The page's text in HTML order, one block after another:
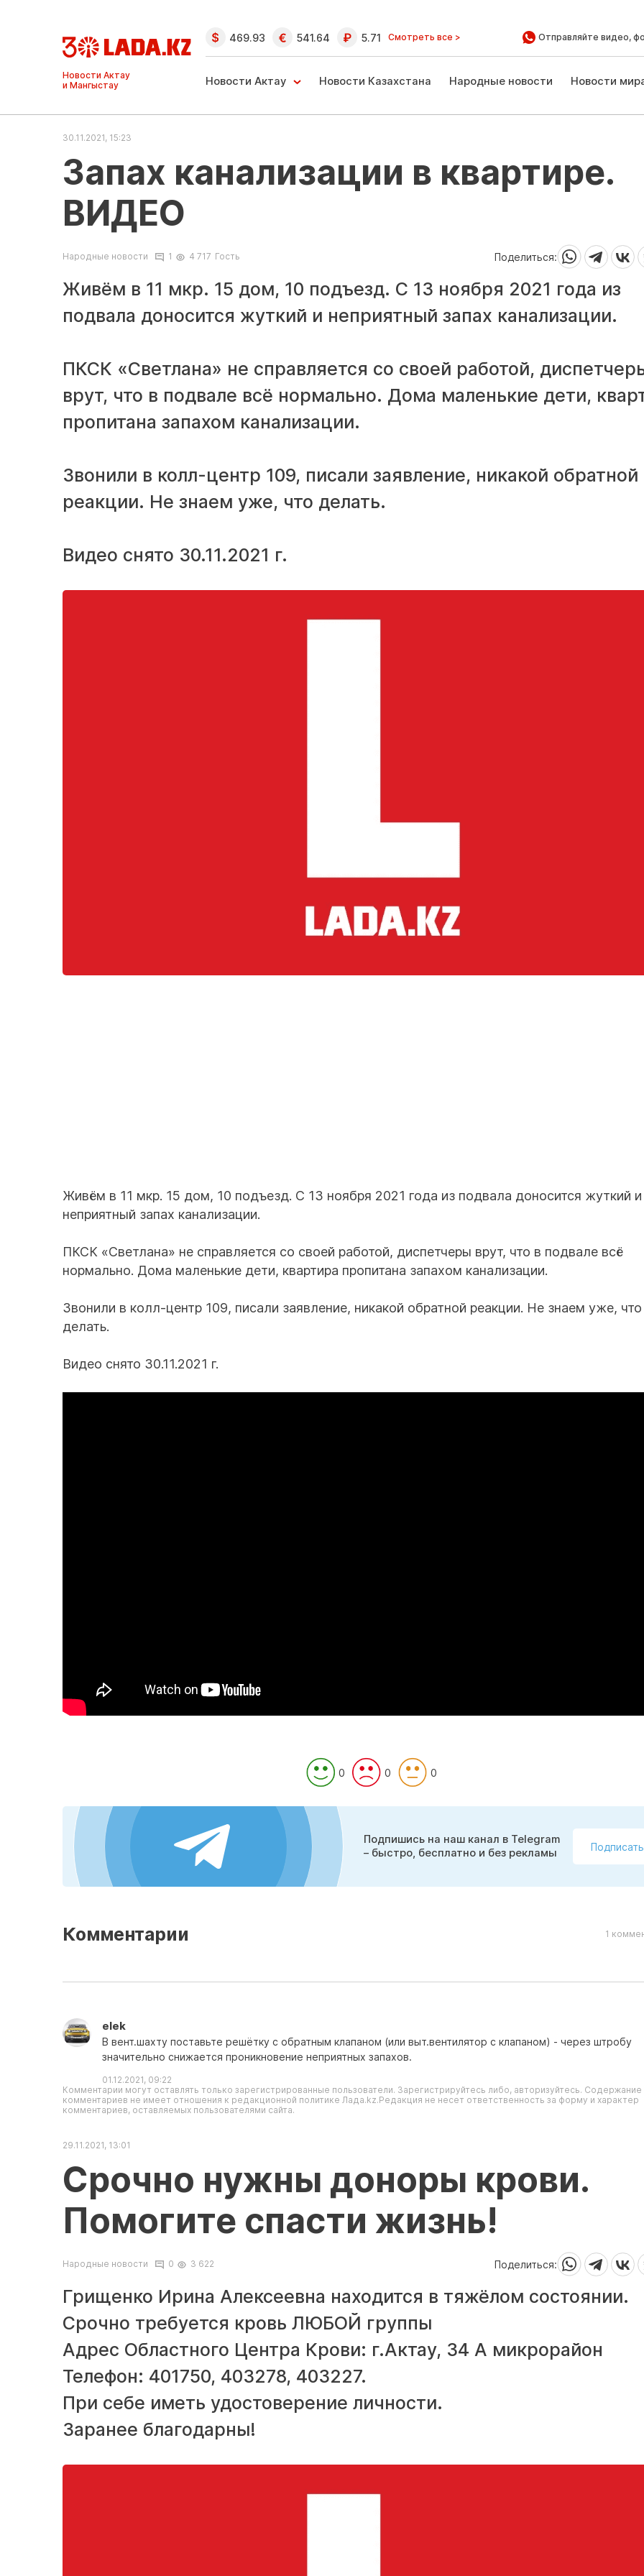
Ақтау және
Манғыстау
жаңалықтары
469.93 541.64 5.71 Смотреть все > Отправляйте видео,
Новости Актау Новости Казахстана Народные новости Новости
30.11.2021, 15:23
Запах канализации в квартире.
ВИДЕО
Народные новости 1 4 717 Гость Поделиться:
Живём в 11 мкр. 15 дом, 10 подъезд. С 13 ноября 2021 года из
подвала доносится жуткий и неприятный запах канализации.
ПКСК «Светлана» не справляется со своей работой,
врут, что в подвале всё нормально. Дома маленькие дети,
пропитана запахом канализации.
Звонили в колл-центр 109, писали заявление, никакой обратной
реакции. Не знаем уже, что делать.
Видео снято 30.11.2021 г.
Живём в 11 мкр. 15 дом, 10 подъезд. С 13 ноября 2021 года из подвала доносится жуткий и
неприятный запах канализации.
ПКСК «Светлана» не справляется со своей работой, диспетчеры врут, что в подвале всё
нормально. Дома маленькие дети, квартира пропитана запахом канализации.
Звонили в колл-центр 109, писали заявление, никакой обратной реакции. Не знаем уже, что
делать.
Видео снято 30.11.2021 г.
0 0 0
Подпишись на наш канал в Telegram
– быстро, бесплатно и без рекламы
Комментарии 1
elek
В вент.шахту поставьте решётку с обратным клапаном (или выт.вентилятор с клапаном) - через штробу
значительно снижается проникновение неприятных запахов.
01.12.2021, 09:22
Комментарии могут оставлять только зарегистрированные пользователи. Зарегистрируйтесь либо, авторизуйтесь. Содержание
комментариев не имеет отношения к редакционной политике Лада.kz.Редакция не несет ответственность за форму и характер
комментариев, оставляемых пользователями сайта.
29.11.2021, 13:01
Срочно нужны доноры крови.
Помогите спасти жизнь!
Народные новости 0 3 622 Поделиться:
Грищенко Ирина Алексеевна находится в тяжёлом состоянии.
Срочно требуется кровь ЛЮБОЙ группы
Адрес Областного Центра Крови: г.Актау, 34 А микрорайон
Телефон: 401750, 403278, 403227.
При себе иметь удостоверение личности.
Заранее благодарны!